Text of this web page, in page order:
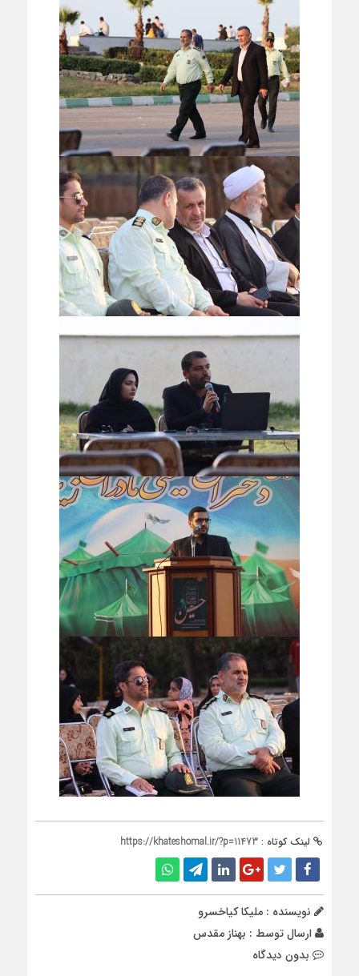
لینک کوتاه : https://khateshomal.ir/?p=11473
نویسنده : ملیکا کیاخسرو
ارسال توسط : بهناز مقدس
بدون دیدگاه